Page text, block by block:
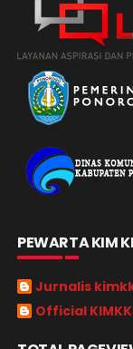
PEWARTA KIM
Jurnalis
Official